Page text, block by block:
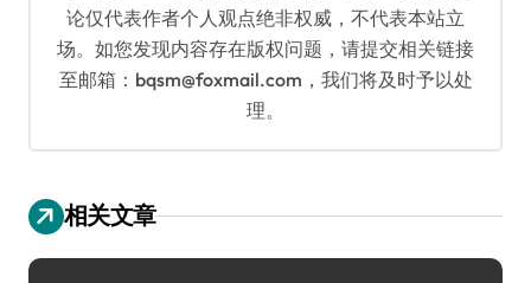
论仅代表作者个人观点绝非权威，不代表本站立
场。如您发现内容存在版权问题，请提交相关链接
至邮箱：bqsm@foxmail.com，我们将及时予以处
理。
相关文章